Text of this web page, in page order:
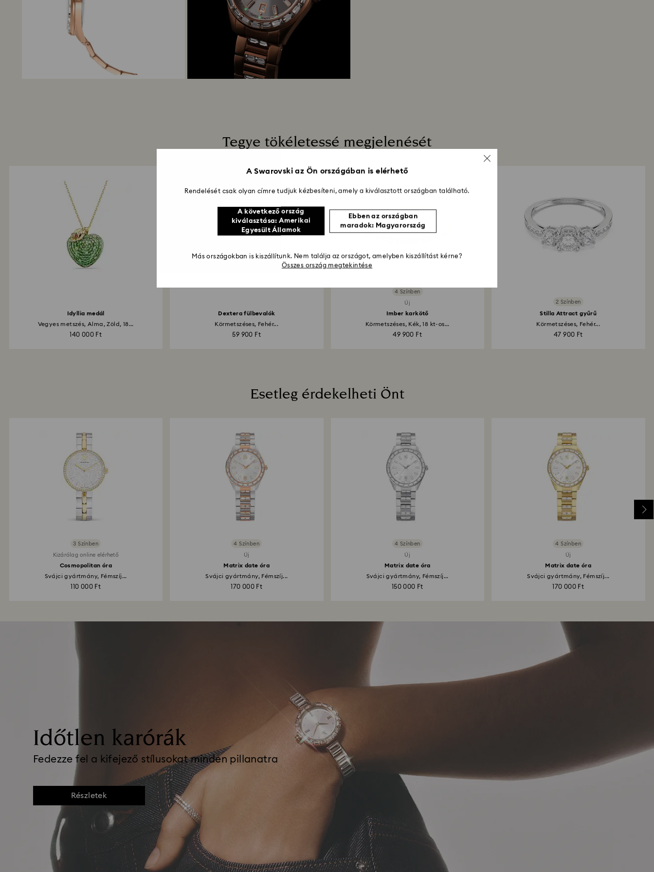
Tegye tökéletessé megjelenését
Idyllia medál
Vegyes metszés, Alma, Zöld, 18...
140 000 Ft
Dextera fülbevalók
Körmetszéses, Fehér...
59 900 Ft
4 Színben
Új
Imber karkötő
Körmetszéses, Kék, 18 kt-os...
49 900 Ft
2 Színben
Stilla Attract gyűrű
Körmetszéses, Fehér...
47 900 Ft
Esetleg érdekelheti Önt
3 Színben
Kizárólag online elérhető
Cosmopolitan óra
Svájci gyártmány, Fémszíj...
110 000 Ft
4 Színben
Új
Matrix date óra
Svájci gyártmány, Fémszíj...
170 000 Ft
4 Színben
Új
Matrix date óra
Svájci gyártmány, Fémszíj...
150 000 Ft
4 Színben
Új
Matrix date óra
Svájci gyártmány, Fémszíj...
170 000 Ft
Időtlen karórák
Fedezze fel a kifejező stílusokat minden pillanatra
Részletek
A Swarovski az Ön országában is elérhető
Rendelését csak olyan címre tudjuk kézbesíteni, amely a kiválasztott országban található.
A következő ország
kiválasztása: Amerikai
Egyesült Államok
Ebben az országban
maradok: Magyarország
Más országokban is kiszállítunk. Nem találja az országot, amelyben kiszállítást kérne?
Összes ország megtekintése